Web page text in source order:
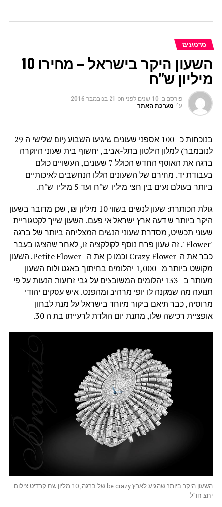
סרטונים
השעון היקר בישראל – מחירו 10
מיליון ש"ח
פורסם ב: 10 שנים לפני on 21 בנובמבר 2016
ע"י מערכת האתר
בנוכחות כ- 100 אספני שעונים שיגיעו השבוע (יום שלישי ה 29
לנובמבר) למלון הילטון בתל-אביב, יחשוף בית שעוני היוקרה
ברגה את האוסף החדש הכולל 7 שעונים, העשויים כולם
בעבודת יד. מחירם של השעונים הללו הנחשבים לאיכותיים
ביותר בעולם נעים בין חצי מיליון ש"ח ועד 5 מיליון ש"ח.
גולת הכותרת: שעון לנשים בשווי 10 מיליון ₪, שכן מדובר בשעון
היקר ביותר שידעה ארץ ישראל אי פעם. השעון שייך לקטגוריית
שעוני תכשיט, מסדרת שעוני הנשים המצליחה ביותר של ברגה-
'Flower '. זה שעון פרח נוסף לקולקציה זו, לאחר שהציגו בעבר
כבר את ה-Crazy Flower וכמו כן את ה- Petite Flower. השעון
מקושט ביותר מ- 1,000 יהלומים בחיתוך באגט ולוח השעון
מעותר ב- 133 יהלומים המשובצים על גבי זרועות הנעות על פי
תנועה מה שמקנה לו יופי מרהיב ומהפנט. איש עסקים יהודי
מרוסיה, כבר תיאם ביקור מיוחד בישראל על מנת לבחון
אופציית רכישה שלו, מתנת יום הולדת לרעייתו בת ה 30.
השעון היקר ביותר שהגיע לארץ be crazy של ברגה, 10 מליון שח קרדיט צילום
יחצ חו"ל